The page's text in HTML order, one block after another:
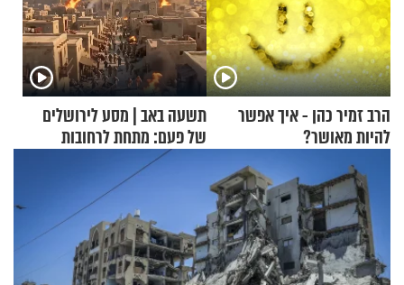
הרב זמיר כהן - איך אפשר
להיות מאושר?
תשעה באב | מסע לירושלים
של פעם: מתחת לרחובות
ירושלים